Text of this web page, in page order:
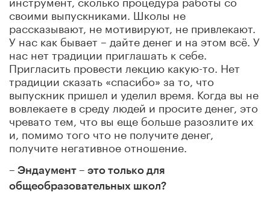
своими выпускниками. Школы не
рассказывают, не мотивируют, не привлекают.
У нас как бывает – дайте денег и на этом всё. У
нас нет традиции приглашать к себе.
Пригласить провести лекцию какую-то. Нет
традиции сказать «спасибо» за то, что
выпускник пришел и уделил время. Когда вы не
вовлекаете в среду людей и просите денег, это
чревато тем, что вы еще больше разозлите их
и, помимо того что не получите денег,
получите негативное отношение.
– Эндаумент – это только для
общеобразовательных школ?